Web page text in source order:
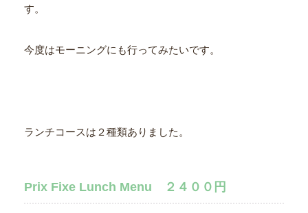
す。
今度はモーニングにも行ってみたいです。
ランチコースは２種類ありました。
Prix Fixe Lunch Menu ２４００円